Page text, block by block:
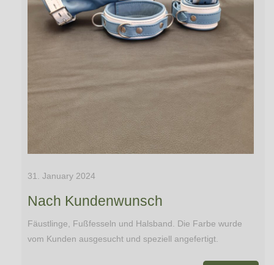
31. January 2024
Nach Kundenwunsch
Fäustlinge, Fußfesseln und Halsband. Die Farbe wurde
vom Kunden ausgesucht und speziell angefertigt.